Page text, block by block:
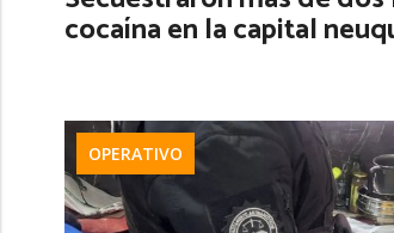
cocaína en la capital
OPERATIVO